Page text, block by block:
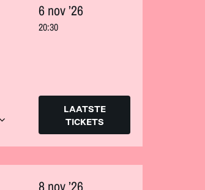
6 nov ’26
20:30
LAATSTE
TICKETS
8 nov ’26